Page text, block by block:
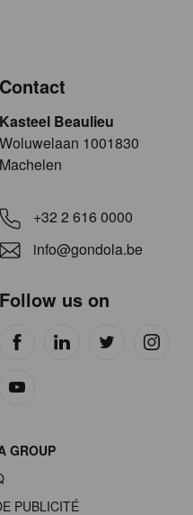
Contact
Kasteel Beaulieu
​​​Woluwelaan 1001830
Machelen
+32 2 616 0000
info@gondola.be
Follow us on
GROUP
PUBLICITÉ